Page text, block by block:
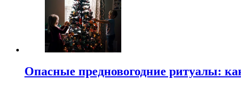
Опасные предновогодние ритуалы: